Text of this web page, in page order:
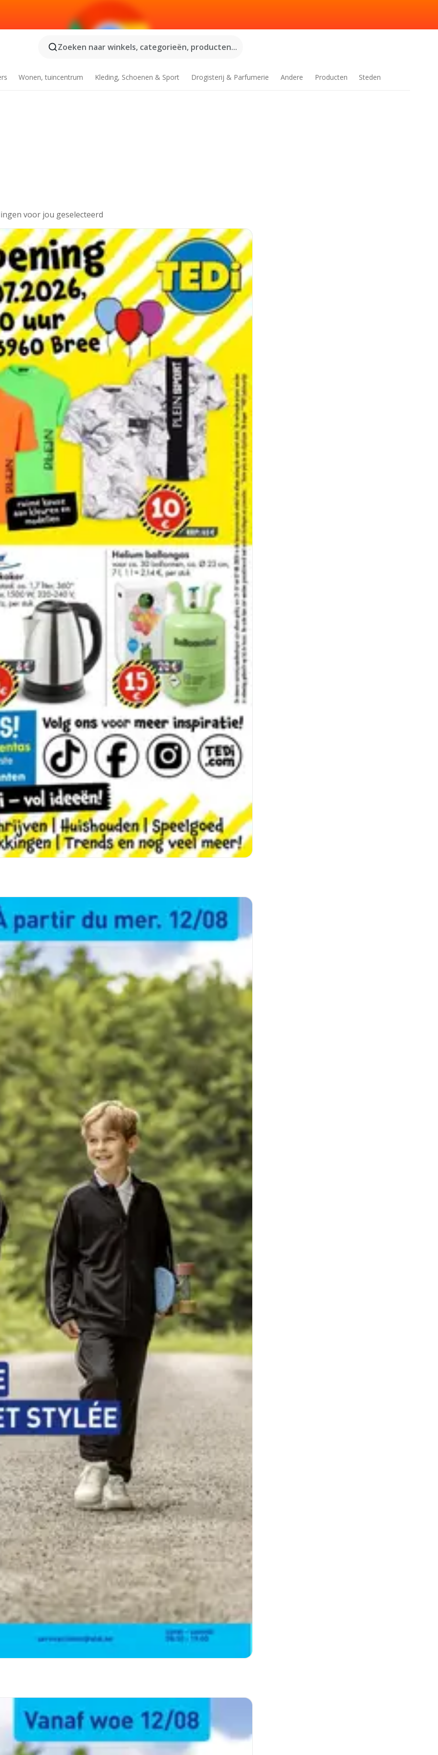
Zoeken naar winkels, categorieën, producten...
Wonen, tuincentrum Kleding, Schoenen & Sport Drogisterij & Parfumerie Andere Producten Steden
voor jou geselecteerd